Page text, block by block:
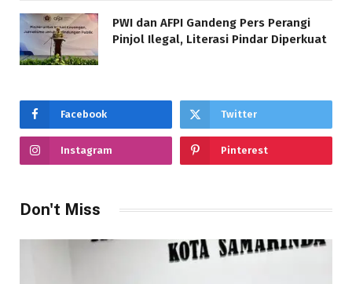
PWI dan AFPI Gandeng Pers Perangi
Pinjol Ilegal, Literasi Pindar Diperkuat
Facebook Twitter
Instagram Pinterest
Don't Miss